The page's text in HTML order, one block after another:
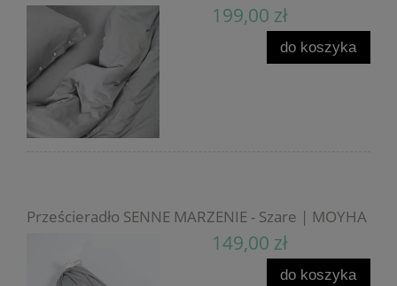
199,00 zł
do koszyka
Prześcieradło SENNE MARZENIE - Szare | MOYHA
149,00 zł
do koszyka